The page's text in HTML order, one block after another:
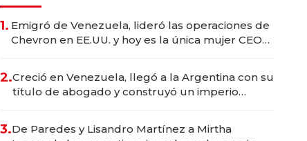
1. Emigró de Venezuela, lideró las operaciones de
Chevron en EE.UU. y hoy es la única mujer CEO
2.Creció en Venezuela, llegó a la Argentina con su
título de abogado y construyó un imperio
3.De Paredes y Lisandro Martínez a Mirtha